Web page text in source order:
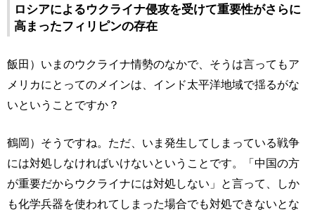
ロシアによるウクライナ侵攻を受けて重要性がさらに
高まったフィリピンの存在
飯田）いまのウクライナ情勢のなかで、そうは言ってもア
メリカにとってのメインは、インド太平洋地域で揺るがな
いということですか？
鶴岡）そうですね。ただ、いま発生してしまっている戦争
には対処しなければいけないということです。「中国の方
が重要だからウクライナには対処しない」と言って、しか
も化学兵器を使われてしまった場合でも対処できないとな